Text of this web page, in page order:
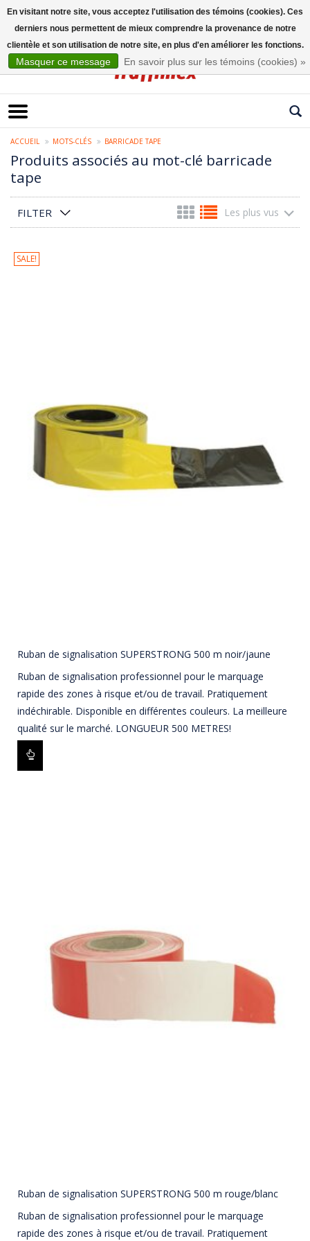
ACCUEIL MOTS-CLÉS BARRICADE TAPE
Produits associés au mot-clé barricade
tape
FILTER Les plus vus
SALE!
Ruban de signalisation SUPERSTRONG 500 m noir/jaune
Ruban de signalisation professionnel pour le marquage
rapide des zones à risque et/ou de travail. Pratiquement
indéchirable. Disponible en différentes couleurs. La meilleure
qualité sur le marché. LONGUEUR 500 METRES!
Ruban de signalisation SUPERSTRONG 500 m rouge/blanc
Ruban de signalisation professionnel pour le marquage
rapide des zones à risque et/ou de travail. Pratiquement
En visitant notre site, vous acceptez l'utilisation des témoins (cookies). Ces
derniers nous permettent de mieux comprendre la provenance de notre
clientèle et son utilisation de notre site, en plus d'en améliorer les fonctions.
Masquer ce message En savoir plus sur les témoins (cookies) »